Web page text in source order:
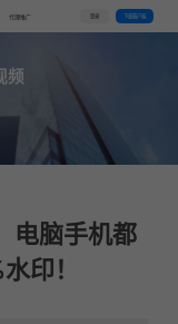
代理推广 登录 下载客户端
频
电脑手机都
印！